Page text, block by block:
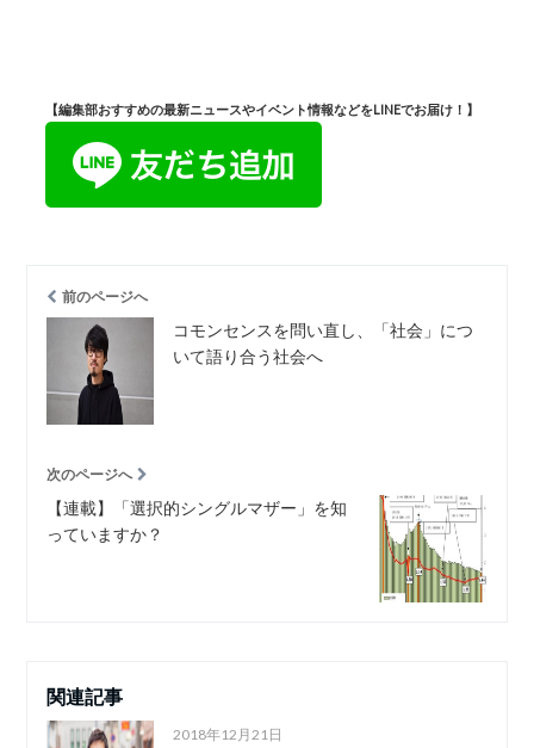
【編集部おすすめの最新ニュースやイベント情報などをLINEでお届け！】
前のページへ
コモンセンスを問い直し、「社会」につ
いて語り合う社会へ
次のページへ
【連載】「選択的シングルマザー」を知
っていますか？
関連記事
2018年12月21日